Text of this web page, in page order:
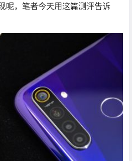
呢，笔者今天用这篇测评告诉